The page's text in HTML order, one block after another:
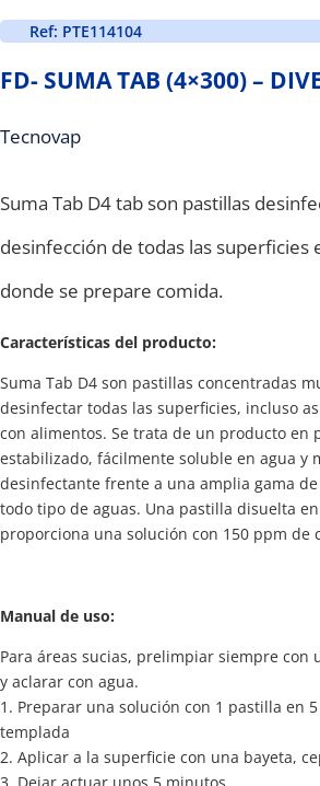
Ref: PTE114104
FD- SUMA TAB (4×300) –
Tecnovap
Suma Tab D4 tab son pastillas
desinfección de todas las superficies
donde se prepare comida.
Características del producto:
Suma Tab D4 son pastillas concentradas
desinfectar todas las superficies, incluso
con alimentos. Se trata de un producto en
estabilizado, fácilmente soluble en agua y
desinfectante frente a una amplia gama
todo tipo de aguas. Una pastilla disuelta
proporciona una solución con 150 ppm de
Manual de uso:
Para áreas sucias, prelimpiar siempre con
y aclarar con agua.
1. Preparar una solución con 1 pastilla en
templada
2. Aplicar a la superficie con una bayeta,